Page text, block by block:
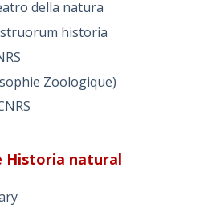
della natura
historia
Zoologique)
Historia natural